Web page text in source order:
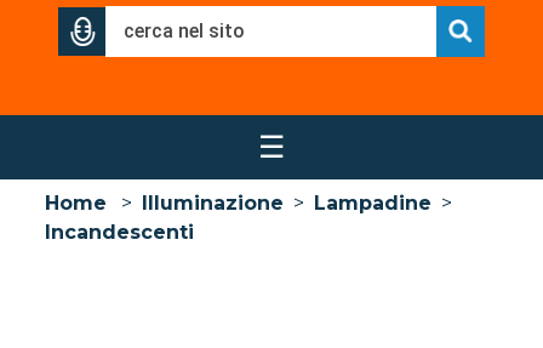
☰
Home > Illuminazione > Lampadine >
Incandescenti